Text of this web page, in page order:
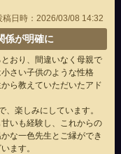
稿日時：2026/03/08 14:32
係が明確に
おり、間違いなく母親で
さい子供のような性格
ら教えていただいたアド
楽しみにしています。
いも経験し、これからの
な一色先生とご縁ができ
ます。